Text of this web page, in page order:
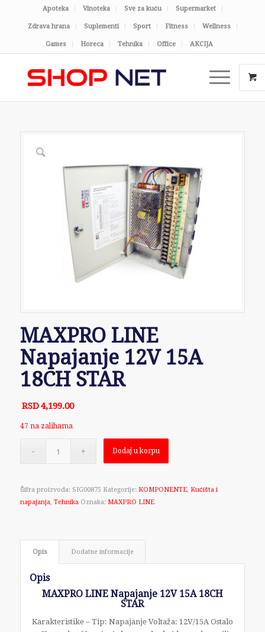
Apoteka Vinoteka Sve za kuću Supermarket
Zdrava hrana Suplementi Sport Fitness Wellness
Games Horeca Tehnika Office AKCIJA
MAXPRO LINE
Napajanje 12V 15A
18CH STAR
RSD4,199.00
47 na zalihama
Dodaj u korpu
Šifra proizvoda: SIG00875 Kategorije: KOMPONENTE, Kućišta i
napajanja, Tehnika Oznaka: MAXPRO LINE
Opis Dodatne informacije
Opis
MAXPRO LINE Napajanje 12V 15A 18CH
STAR
Karakteristike – Tip: Napajanje Voltaža: 12V/15A Ostalo